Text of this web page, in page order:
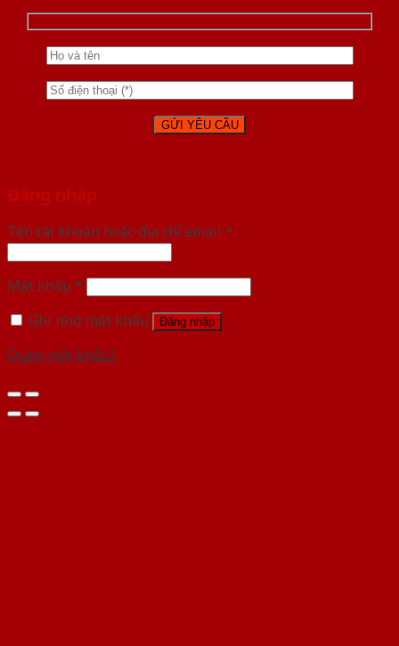
Đăng nhập
Tên tài khoản hoặc địa chỉ email *
Mật khẩu *
Ghi nhớ mật khẩu
Đăng nhập
Quên mật khẩu?